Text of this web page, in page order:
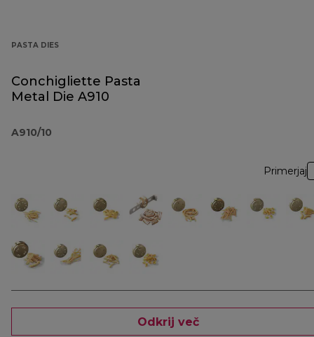
PASTA DIES
Conchigliette Pasta
Metal Die A910
A910/10
Primerjaj
Odkrij več